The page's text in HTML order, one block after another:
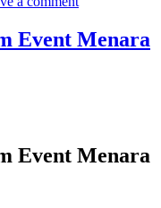
Event Menara
Event Menara